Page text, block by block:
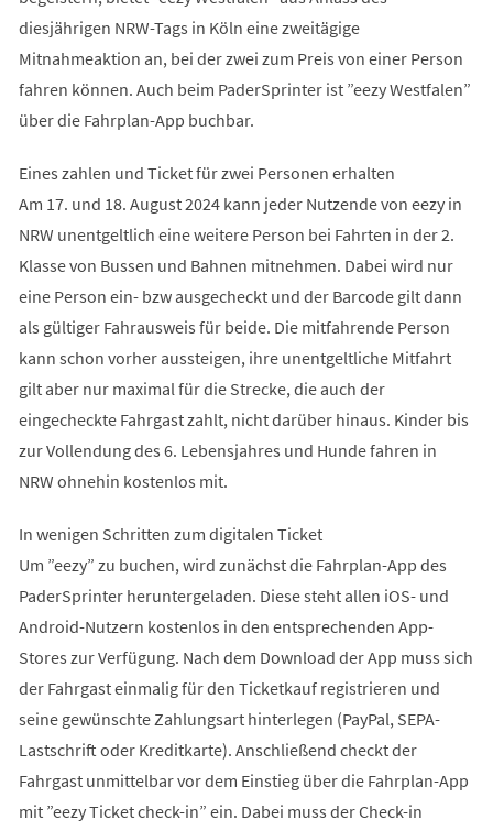
diesjährigen NRW-Tags in Köln eine zweitägige
Mitnahmeaktion an, bei der zwei zum Preis von einer Person
fahren können. Auch beim PaderSprinter ist ”eezy Westfalen”
über die Fahrplan-App buchbar.
Eines zahlen und Ticket für zwei Personen erhalten
Am 17. und 18. August 2024 kann jeder Nutzende von eezy in
NRW unentgeltlich eine weitere Person bei Fahrten in der 2.
Klasse von Bussen und Bahnen mitnehmen. Dabei wird nur
eine Person ein- bzw ausgecheckt und der Barcode gilt dann
als gültiger Fahrausweis für beide. Die mitfahrende Person
kann schon vorher aussteigen, ihre unentgeltliche Mitfahrt
gilt aber nur maximal für die Strecke, die auch der
eingecheckte Fahrgast zahlt, nicht darüber hinaus. Kinder bis
zur Vollendung des 6. Lebensjahres und Hunde fahren in
NRW ohnehin kostenlos mit.
In wenigen Schritten zum digitalen Ticket
Um ”eezy” zu buchen, wird zunächst die Fahrplan-App des
PaderSprinter heruntergeladen. Diese steht allen iOS- und
Android-Nutzern kostenlos in den entsprechenden App-
Stores zur Verfügung. Nach dem Download der App muss sich
der Fahrgast einmalig für den Ticketkauf registrieren und
seine gewünschte Zahlungsart hinterlegen (PayPal, SEPA-
Lastschrift oder Kreditkarte). Anschließend checkt der
Fahrgast unmittelbar vor dem Einstieg über die Fahrplan-App
mit ”eezy Ticket check-in” ein. Dabei muss der Check-in